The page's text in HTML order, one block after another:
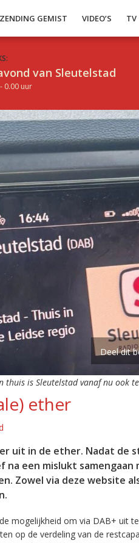
GEMIST VIDEO’S TV
van Sleutelstad
0.00 uur
Deel dit
thuis is Sleutelstad vanaf nu ook
ether
uit in de ether. Nadat de
een mislukt
Zowel via deze website
mogelijkheid om via DAB+ uit
op de verdeling van de